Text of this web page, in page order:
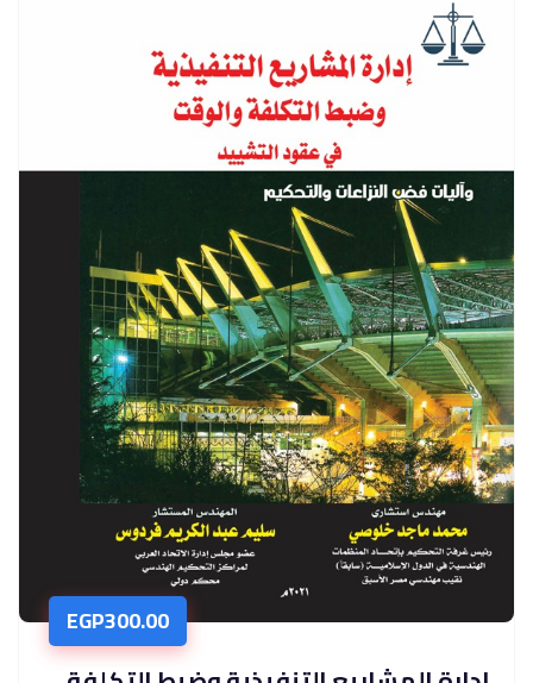
EGP300.00